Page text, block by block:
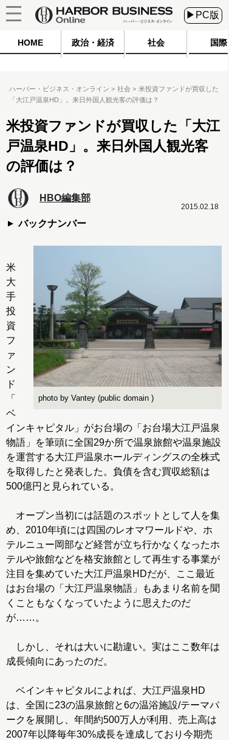
▶PC版
HOME 政治・経済 社会 国際
ハーバー・ビジネス・オンライン 社会
米投資ファンドが買収した
「大江戸温泉HD」。来日外国人観光客の評価は？
米投資ファンドが買収した「大江
戸温泉HD」。来日外国人観光客
の評価は？
HBO編集部
バックナンバー
2015.02.18
photo by Vantey (public domain )
米
大
手
投
資
フ
ァ
ン
ド
「
ベ
インキャピタル」がお台場の「お台場大江戸温泉
物語」を筆頭に全国29か所で温泉旅館や温泉施設
を運営する大江戸温泉ホールディングスの全株式
を取得したと発表した。負債を含む買収総額は
500億円と見られている。
オープン当初には話題のスポットとして人を集
め、2010年頃には四国のレオマワールドや、ホ
テルニュー岡部など経営が立ち行かなくなったホ
テルや旅館などを格安旅館として再生する事業が
注目を集めていた大江戸温泉HDだが、ここ最近
はお台場の「大江戸温泉物語」もあまり名前を聞
くこともなくなっていたように思えたのだ
が……。
しかし、それは大いに勘違い。実はここ数年は
成長傾向にあったのだ。
ベインキャピタルによれば、大江戸温泉HD
は、全国に23の温泉旅館と6の温浴施設/テーマパ
ークを展開し、年間約500万人が利用、売上高は
2007年以降毎年30%成長を達成しており今期売